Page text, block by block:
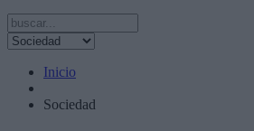
Inicio
Sociedad